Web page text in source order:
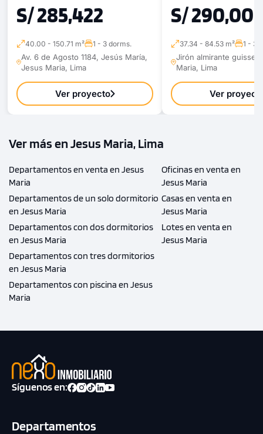
S/ 285,422
40.00 - 150.71 m² 1 - 3 dorms.
Av. 6 de Agosto 1184, Jesús María,
Jesus Maria, Lima
Ver proyecto
S/
37.34 - 84.53 m² 1 - 3
Jirón almirante guisse
Maria, Lima
Ver
Ver más en Jesus Maria, Lima
Departamentos en venta en Jesus
Maria
Departamentos de un solo dormitorio
en Jesus Maria
Departamentos con dos dormitorios
en Jesus Maria
Departamentos con tres dormitorios
en Jesus Maria
Departamentos con piscina en Jesus
Maria
Oficinas en venta en
Jesus Maria
Casas en venta en
Jesus Maria
Lotes en venta en
Jesus Maria
Síguenos en:
Departamentos